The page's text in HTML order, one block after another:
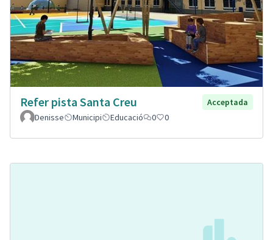
Refer pista Santa Creu
Acceptada
Denisse
Municipi Educació 0 0